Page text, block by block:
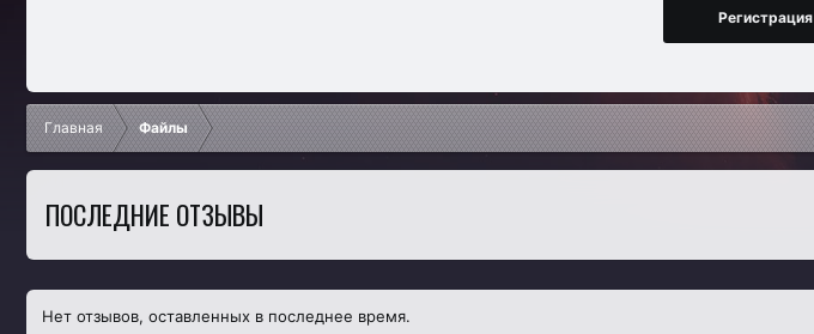
Регистрация
Главная Файлы
ПОСЛЕДНИЕ ОТЗЫВЫ
Нет отзывов, оставленных в последнее время.